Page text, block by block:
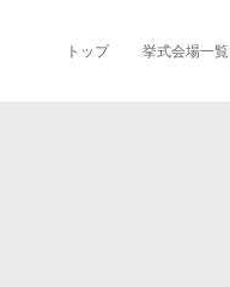
トップ 挙式会場一覧